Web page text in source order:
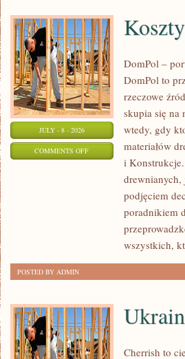
JULY - 8 - 2026
COMMENTS OFFON
FINANSOWANIE
DomPol –
DomPol to
rzeczowe
skupia się na
wtedy, gdy
materiałów
i
podjęciem
poradnikiem
wszystkich,
POSTED BY ADMIN
Cherrish to